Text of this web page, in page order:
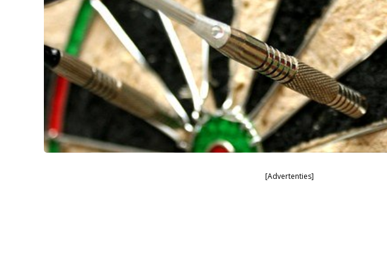
[Advertenties]